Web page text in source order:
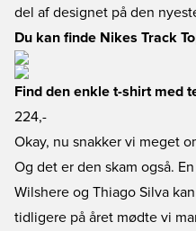
del af designet på den
Du kan finde Nikes Track
Find den enkle t-shirt med
224,-
Okay, nu snakker vi meget
Og det er den skam også.
Wilshere og Thiago Silva
tidligere på året mødte vi